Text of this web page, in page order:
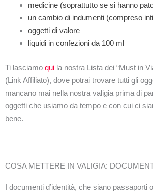
medicine (soprattutto se si hanno
un cambio di indumenti (compreso
oggetti di valore
liquidi in confezioni da 100 ml
Ti lasciamo qui la nostra Lista dei “Must in
(Link Affiliato), dove potrai trovare tutti gli
mancano mai nella nostra valigia prima di
oggetti che usiamo da tempo e con cui ci
bene.
COSA METTERE IN VALIGIA:
I documenti d’identità, che siano passaporti